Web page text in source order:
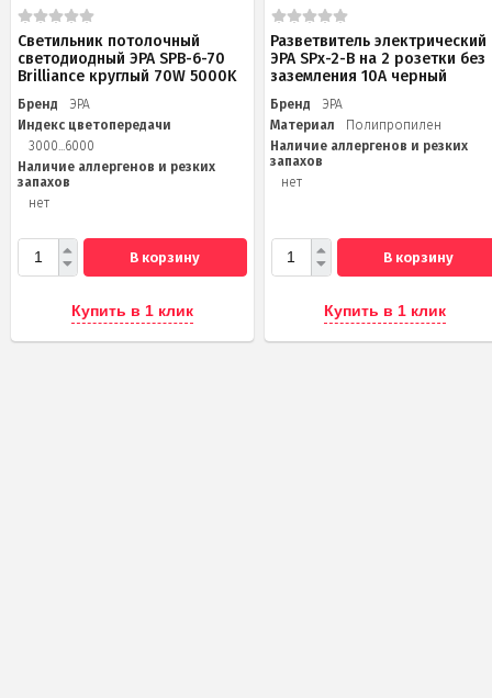
Светильник потолочный
светодиодный ЭРА SPB-6-70
Brilliance круглый 70W 5000K
Бренд
ЭРА
Индекс цветопередачи
3000...6000
Наличие аллергенов и резких
запахов
нет
В корзину
Купить в 1 клик
Разветвитель электрический
ЭРА SPx-2-B на 2 розетки без
заземления 10А черный
Бренд
ЭРА
Материал
Полипропилен
Наличие аллергенов и резких
запахов
нет
В корзину
Купить в 1 клик